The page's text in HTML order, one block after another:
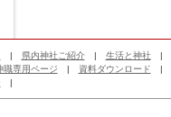
| 県内神社ご紹介| 生活と神社|
職専用ページ | 資料ダウンロード |
|